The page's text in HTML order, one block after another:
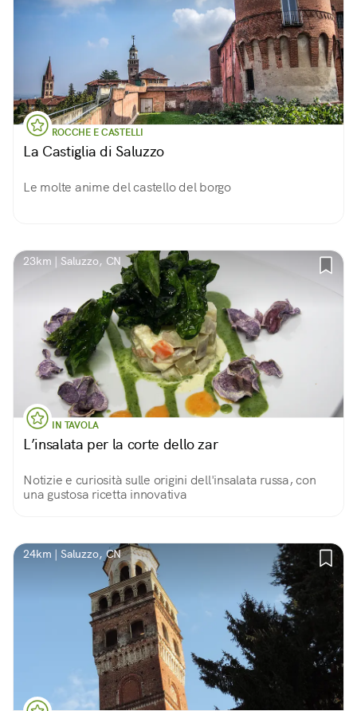
ROCCHE E CASTELLI
La Castiglia di Saluzzo
Le molte anime del castello del borgo
23km | Saluzzo, CN
IN TAVOLA
L’insalata per la corte dello zar
Notizie e curiosità sulle origini dell'insalata russa, con
una gustosa ricetta innovativa
24km | Saluzzo, CN